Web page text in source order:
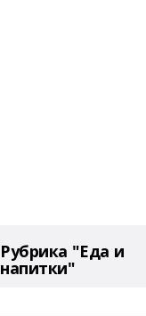
Рубрика "Еда и
напитки"